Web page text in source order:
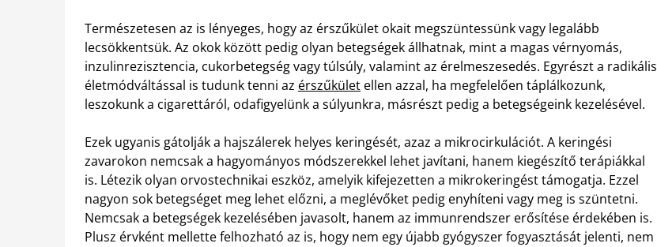
Természetesen az is lényeges, hogy az érszűkület okait megszüntessünk vagy legalább
lecsökkentsük. Az okok között pedig olyan betegségek állhatnak, mint a magas vérnyomás,
inzulinrezisztencia, cukorbetegség vagy túlsúly, valamint az érelmeszesedés. Egyrészt a radikális
életmódváltással is tudunk tenni az érszűkület ellen azzal, ha megfelelően táplálkozunk,
leszokunk a cigarettáról, odafigyelünk a súlyunkra, másrészt pedig a betegségeink kezelésével.
Ezek ugyanis gátolják a hajszálerek helyes keringését, azaz a mikrocirkulációt. A keringési
zavarokon nemcsak a hagyományos módszerekkel lehet javítani, hanem kiegészítő terápiákkal
is. Létezik olyan orvostechnikai eszköz, amelyik kifejezetten a mikrokeringést támogatja. Ezzel
nagyon sok betegséget meg lehet előzni, a meglévőket pedig enyhíteni vagy meg is szüntetni.
Nemcsak a betegségek kezelésében javasolt, hanem az immunrendszer erősítése érdekében is.
Plusz érvként mellette felhozható az is, hogy nem egy újabb gyógyszer fogyasztását jelenti, nem